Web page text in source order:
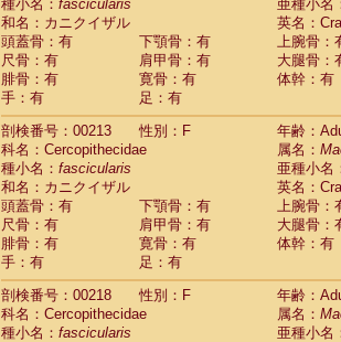
種小名： fascicularis
亜種小名
和名：カニクイザル
英名：
頭蓋骨：有
下顎骨：有
上腕骨：
尺骨：有
肩甲骨：有
大腿骨：
腓骨：有
寛骨：有
体幹：有
手：有
足：有
剖検番号：00213
性別：F
年齢：
科名：Cercopithecidae
属名：
種小名： fascicularis
亜種小名
和名：カニクイザル
英名：
頭蓋骨：有
下顎骨：有
上腕骨：
尺骨：有
肩甲骨：有
大腿骨：
腓骨：有
寛骨：有
体幹：有
手：有
足：有
剖検番号：00218
性別：F
年齢：
科名：Cercopithecidae
属名：
種小名： fascicularis
亜種小名